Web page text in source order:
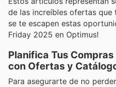
de las increíbles ofertas que
se te escapen estas
Friday 2025 en Optimus!
Planifica Tus
con Ofertas y
Para asegurarte de no